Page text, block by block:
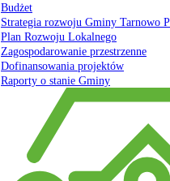
Budżet
Strategia rozwoju Gminy Tarnowo
Plan Rozwoju Lokalnego
Zagospodarowanie przestrzenne
Dofinansowania projektów
Raporty o stanie Gminy